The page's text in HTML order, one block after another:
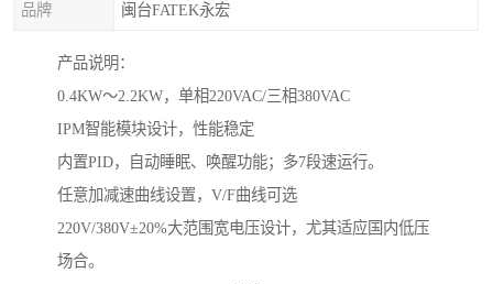
品牌 闽台FATEK永宏
产品说明：
0.4KW～2.2KW，单相220VAC/三相380VAC
IPM智能模块设计，性能稳定
内置PID，自动睡眠、唤醒功能；多7段速运行。
任意加减速曲线设置，V/F曲线可选
220V/380V±20%大范围宽电压设计，尤其适应国内低压
场合。